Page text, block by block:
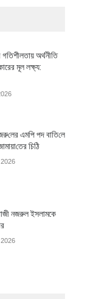
অর্থনীতি
মূল লক্ষ্য:
এম‌পি পদ বা‌তি‌লে
চি‌ঠি
নজরুল ইসলামকে